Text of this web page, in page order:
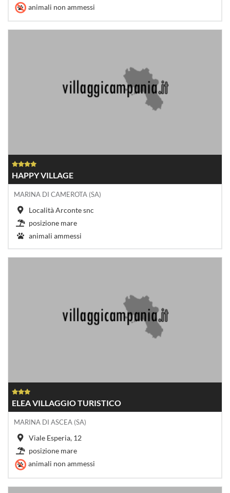
animali non ammessi
HAPPY VILLAGE
MARINA DI CAMEROTA (SA)
Località Arconte snc
posizione mare
animali ammessi
ELEA VILLAGGIO TURISTICO
MARINA DI ASCEA (SA)
Viale Esperia, 12
posizione mare
animali non ammessi